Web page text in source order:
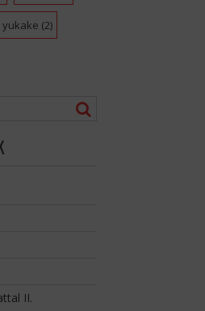
yukake (2)
II.